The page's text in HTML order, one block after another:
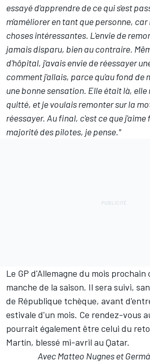
essayé d'apprendre de ce qui s'est
m'améliorer en tant que personne, car
choses intéressantes. L'envie de
jamais disparu, bien au contraire.
d'hôpital, j'avais envie de réessayer
comment j'allais, parce qu'au fond de
une bonne sensation. Elle était là, elle
quitté, et je voulais remonter sur la
réessayer. Au final, c'est ce que j'aime
majorité des pilotes, je pense."
Le GP d'Allemagne du mois prochain
manche de la saison. Il sera suivi,
de République tchèque, avant
estivale d'un mois. Ce rendez-vous
pourrait également être celui du
Martín, blessé mi-avril au Qatar.
Avec Matteo Nugnes et